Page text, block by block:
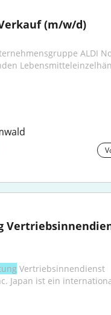
(m/w/d)
ALDI
Vertriebsinnendienst
Japan ist ein